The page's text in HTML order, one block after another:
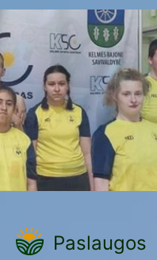
Paslaugos